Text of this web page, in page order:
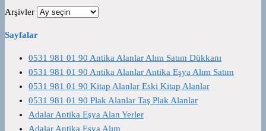
Arşivler
Sayfalar
0531 981 01 90 Antika Alanlar Alım Satım Dükkanı
0531 981 01 90 Antika Alanlar Antika Eşya Alım Satım
0531 981 01 90 Kitap Alanlar Eski Kitap Alanlar
0531 981 01 90 Plak Alanlar Taş Plak Alanlar
Adalar Antika Eşya Alan Yerler
Adalar Antika Eşya Alım